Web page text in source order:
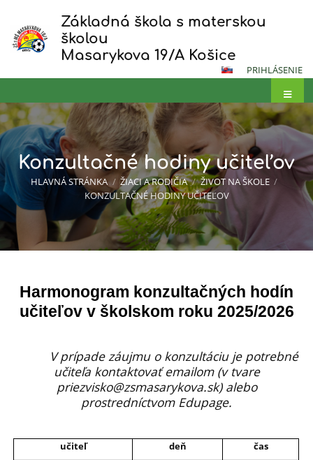
Základná škola s materskou
školou
Masarykova 19/A Košice
PRIHLÁSENIE
Konzultačné hodiny učiteľov
HLAVNÁ STRÁNKA / ŽIACI A RODIČIA / ŽIVOT NA ŠKOLE /
KONZULTAČNÉ HODINY UČITEĽOV
Konzultačné
hodiny
Harmonogram konzultačných hodín
učiteľov v školskom roku 2025/2026
V prípade záujmu o konzultáciu je potrebné
učiteľa kontaktovať emailom (v tvare
priezvisko@zsmasarykova.sk) alebo
prostredníctvom Edupage.
učiteľ deň
čas